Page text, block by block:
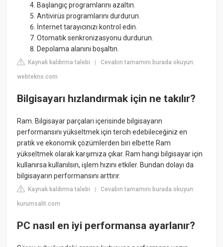
Başlangıç programlarını azaltın.
Antivirüs programlarını durdurun.
İnternet tarayıcınızı kontrol edin.
Otomatik senkronizasyonu durdurun.
Depolama alanını boşaltın.
Kaynak kaldırma talebi |Cevabın tamamını burada okuyun:
webtekno.com
Bilgisayarı hızlandırmak için ne takılır?
Ram. Bilgisayar parçaları içerisinde bilgisayarın
performansını yükseltmek için tercih edebileceğiniz en
pratik ve ekonomik çözümlerden biri elbette Ram
yükseltmek olarak karşımıza çıkar. Ram hangi bilgisayar için
kullanırsa kullanılsın, işlem hızını etkiler. Bundan dolayı da
bilgisayarın performansını arttırır.
Kaynak kaldırma talebi |Cevabın tamamını burada okuyun:
kurumsalit.com
PC nasıl en iyi performansa ayarlanır?